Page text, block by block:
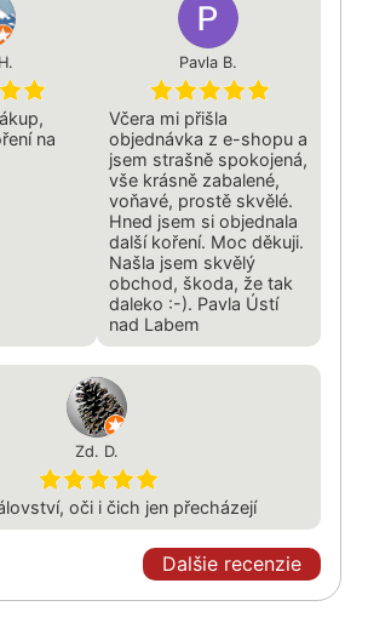
na
Pavla B.
Včera mi přišla
objednávka z e-shopu a
jsem strašně spokojená,
vše krásně zabalené,
voňavé, prostě skvělé.
Hned jsem si objednala
další koření. Moc děkuji.
Našla jsem skvělý
obchod, škoda, že tak
daleko :-). Pavla Ústí
nad Labem
Zd. D.
oči i čich jen přecházejí
Dalšie recenzie